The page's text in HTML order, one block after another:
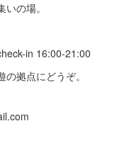
の場。
in 16:00-21:00
拠点にどうぞ。